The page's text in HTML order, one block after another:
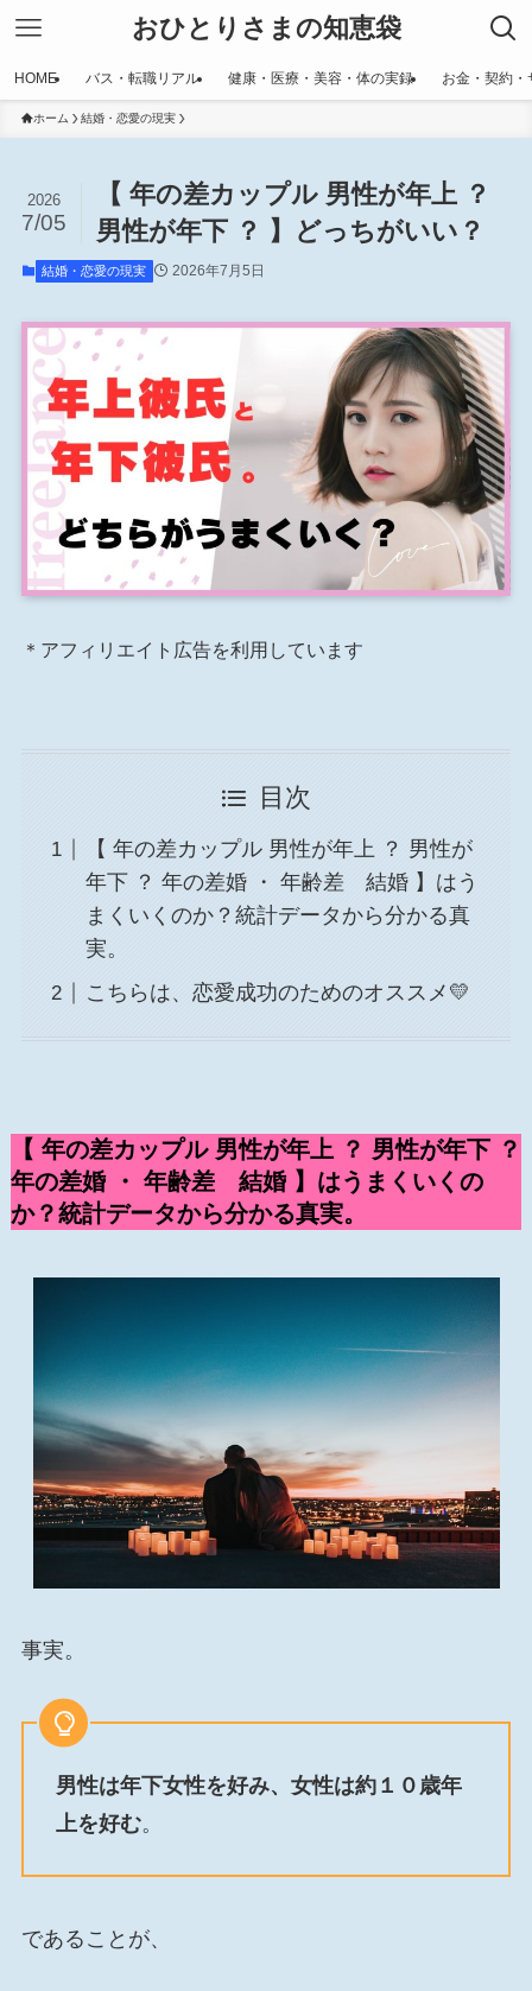
おひとりさまの知恵袋
HOME バス・転職リアル 健康・医療・美容・体の実録 お金・契約
ホーム 結婚・恋愛の現実
【 年の差カップル 男性が年上 ？
男性が年下 ？ 】どっちがいい？
2026
7/05
結婚・恋愛の現実 2026年7月5日
＊アフィリエイト広告を利用しています
目次
【 年の差カップル 男性が年上 ？ 男性が
年下 ？ 年の差婚 ・ 年齢差 結婚 】はう
まくいくのか？統計データから分かる真
実。
こちらは、恋愛成功のためのオススメ💛
【 年の差カップル 男性が年上 ？ 男性が年下 ？
年の差婚 ・ 年齢差 結婚 】はうまくいくの
か？統計データから分かる真実。
事実。
男性は年下女性を好み、女性は約１０歳年
上を好む。
であることが、